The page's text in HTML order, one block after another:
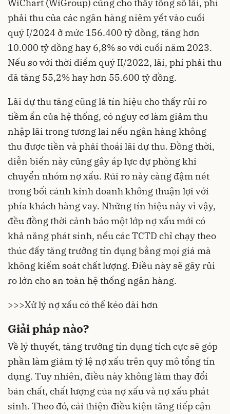
WiChart (WiGroup) cũng cho thấy tổng số lãi, phí
phải thu của các ngân hàng niêm yết vào cuối
quý I/2024 ở mức 156.400 tỷ đồng, tăng hơn
10.000 tỷ đồng hay 6,8% so với cuối năm 2023.
Nếu so với thời điểm quý II/2022, lãi, phí phải thu
đã tăng 55,2% hay hơn 55.600 tỷ đồng.
Lãi dự thu tăng cũng là tín hiệu cho thấy rủi ro
tiềm ẩn của hệ thống, có nguy cơ làm giảm thu
nhập lãi trong tương lai nếu ngân hàng không
thu được tiền và phải thoái lãi dự thu. Đồng thời,
diễn biến này cũng gây áp lực dự phòng khi
chuyển nhóm nợ xấu. Rủi ro này càng đậm nét
trong bối cảnh kinh doanh không thuận lợi với
phía khách hàng vay. Những tín hiệu này vì vậy,
đều đồng thời cảnh báo một lớp nợ xấu mới có
khả năng phát sinh, nếu các TCTD chỉ chạy theo
thúc đẩy tăng trưởng tín dụng bằng mọi giá mà
không kiểm soát chất lượng. Điều này sẽ gây rủi
ro lớn cho an toàn hệ thống ngân hàng.
>>>Xử lý nợ xấu có thể kéo dài hơn
Giải pháp nào?
Về lý thuyết, tăng trưởng tín dụng tích cực sẽ góp
phần làm giảm tỷ lệ nợ xấu trên quy mô tổng tín
dụng. Tuy nhiên, điều này không làm thay đổi
bản chất, chất lượng của nợ xấu và nợ xấu phát
sinh. Theo đó, cải thiện điều kiện tăng tiếp cận